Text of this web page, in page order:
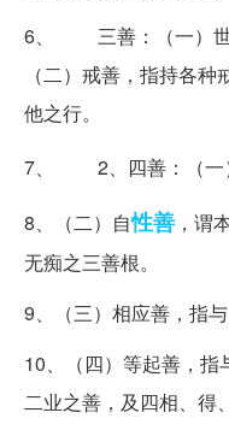
6、 三善：（一）世
（二）戒善，指持各
他之行。
7、 2、四善：（一
8、（二）自性善 ，谓
无痴之三善根。
9、（三）相应善，指
10、（四）等起善，
二业之善，及四相、得